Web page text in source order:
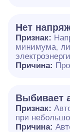
Нет
Признак:
минимума,
Причина:
Выбивает
Признак:
при
Причина: